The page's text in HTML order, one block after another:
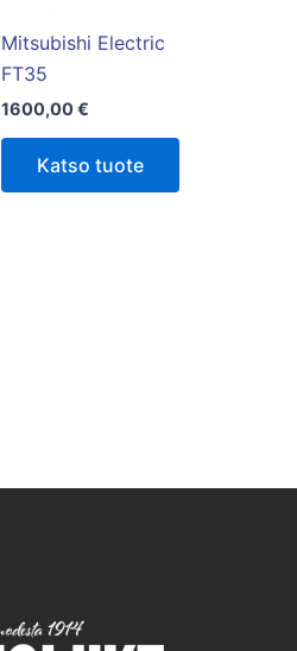
Mitsubishi Electric
FT35
1600,00€
Katso tuote